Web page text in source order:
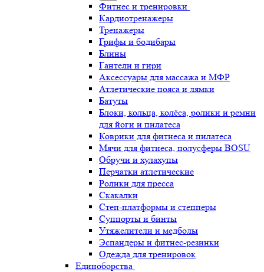
Фитнес и тренировки
Кардиотренажеры
Тренажеры
Грифы и бодибары
Блины
Гантели и гири
Аксессуары для массажа и МФР
Атлетические пояса и лямки
Батуты
Блоки, кольца, колёса, ролики и ремни
для йоги и пилатеса
Коврики для фитнеса и пилатеса
Мячи для фитнеса, полусферы BOSU
Обручи и хулахупы
Перчатки атлетические
Ролики для пресса
Скакалки
Степ-платформы и степперы
Суппорты и бинты
Утяжелители и медболы
Эспандеры и фитнес-резинки
Одежда для тренировок
Единоборства